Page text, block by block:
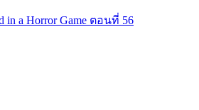
in a Horror Game ตอนที่ 56